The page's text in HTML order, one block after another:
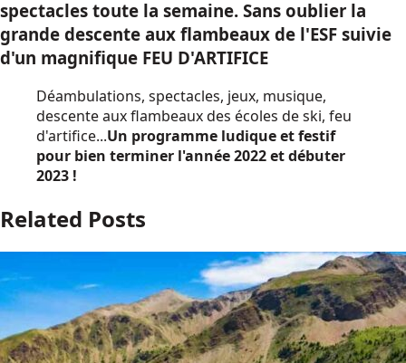
spectacles toute la semaine. Sans oublier la
grande descente aux flambeaux de l'ESF suivie
d'un magnifique FEU D'ARTIFICE
Déambulations, spectacles, jeux, musique,
descente aux flambeaux des écoles de ski, feu
d'artifice...Un programme ludique et festif
pour bien terminer l'année 2022 et débuter
2023 !
Related Posts